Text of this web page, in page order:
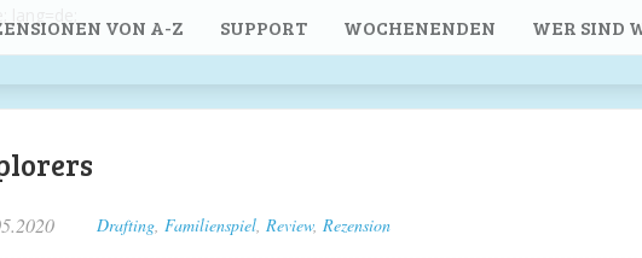
VON A-Z SUPPORT WOCHENENDEN WER SIND
Drafting, Familienspiel, Review, Rezension